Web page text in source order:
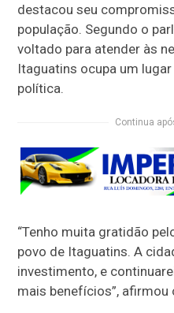
destacou seu
população. Segundo o
voltado para atender às
Itaguatins ocupa um
política.
Continua
“Tenho muita gratidão
povo de Itaguatins. A
investimento, e
mais benefícios”, afirmou